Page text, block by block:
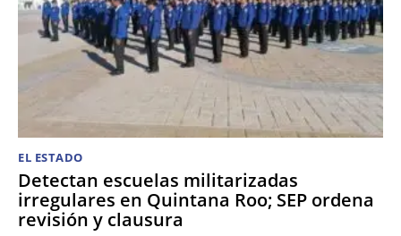
EL ESTADO
Detectan escuelas militarizadas
irregulares en Quintana Roo; SEP ordena
revisión y clausura